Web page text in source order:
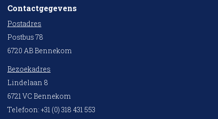
Contactgegevens
Postadres
Postbus 78
6720 AB Bennekom
Bezoekadres
Lindelaan 8
6721 VC Bennekom
Telefoon: +31 (0) 318 431 553